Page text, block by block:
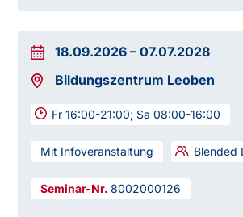
18.09.2026 –07.07.2028
Bildungszentrum Leoben
Fr 16:00-21:00; Sa 08:00-16:00
Mit Infoveranstaltung Blended
8002000126